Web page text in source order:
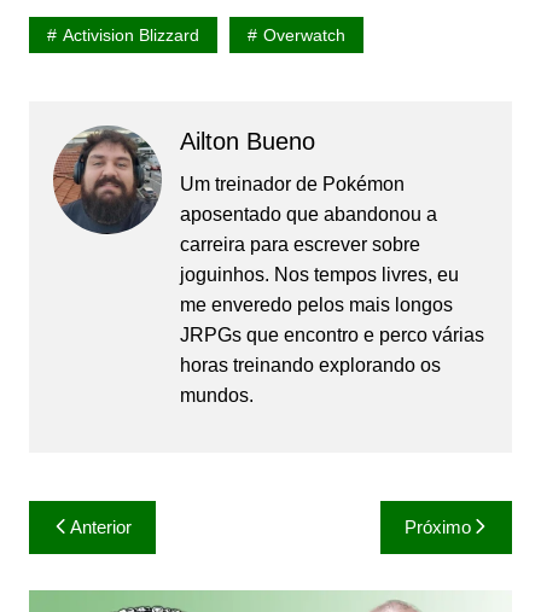
Activision Blizzard Overwatch
Ailton Bueno
Um treinador de Pokémon
aposentado que abandonou a
carreira para escrever sobre
joguinhos. Nos tempos livres, eu
me enveredo pelos mais longos
JRPGs que encontro e perco várias
horas treinando explorando os
mundos.
Navegação
de
Post
Anterior Próximo